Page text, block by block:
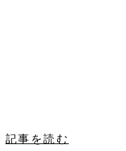
記事を読む